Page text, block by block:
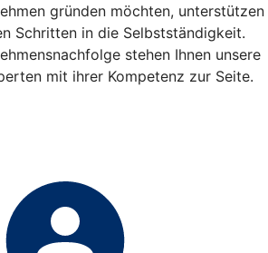
gründen möchten, unterstützen
Schritten in die Selbstständigkeit.
stehen Ihnen unsere
mit ihrer Kompetenz zur Seite.